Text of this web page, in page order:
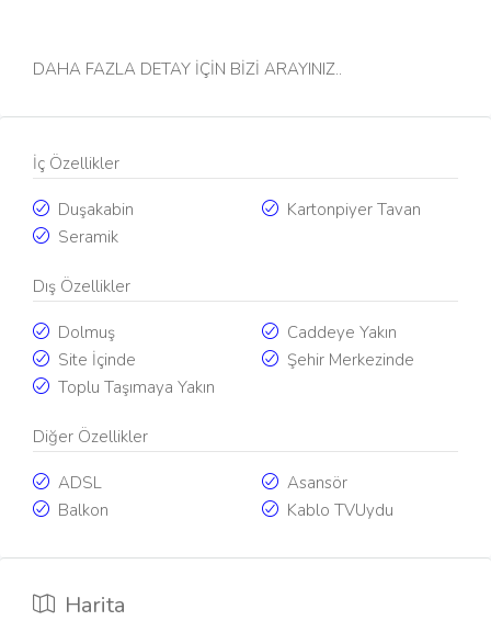
DAHA FAZLA DETAY İÇİN BİZİ ARAYINIZ..
İç Özellikler
Duşakabin
Kartonpiyer Tavan
Seramik
Dış Özellikler
Dolmuş
Caddeye Yakın
Site İçinde
Şehir Merkezinde
Toplu Taşımaya Yakın
Diğer Özellikler
ADSL
Asansör
Balkon
Kablo TVUydu
Harita